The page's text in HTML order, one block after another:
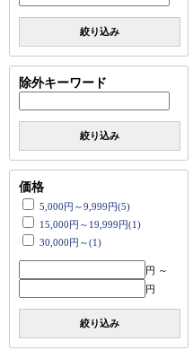
絞り込み
除外キーワード
絞り込み
価格
5,000円～9,999円(5)
15,000円～19,999円(1)
30,000円～(1)
円 ～
円
絞り込み